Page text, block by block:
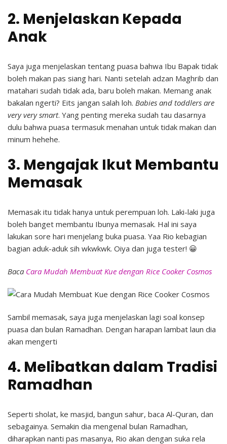
2. Menjelaskan Kepada
Anak
Saya juga menjelaskan tentang puasa bahwa Ibu Bapak tidak
boleh makan pas siang hari. Nanti setelah adzan Maghrib dan
matahari sudah tidak ada, baru boleh makan. Memang anak
bakalan ngerti? Eits jangan salah loh. Babies and toddlers are
very very smart. Yang penting mereka sudah tau dasarnya
dulu bahwa puasa termasuk menahan untuk tidak makan dan
minum hehehe.
3. Mengajak Ikut Membantu
Memasak
Memasak itu tidak hanya untuk perempuan loh. Laki-laki juga
boleh banget membantu Ibunya memasak. Hal ini saya
lakukan sore hari menjelang buka puasa. Yaa Rio kebagian
bagian aduk-aduk sih wkwkwk. Oiya dan juga tester! 😀
Baca Cara Mudah Membuat Kue dengan Rice Cooker Cosmos
Sambil memasak, saya juga menjelaskan lagi soal konsep
puasa dan bulan Ramadhan. Dengan harapan lambat laun dia
akan mengerti
4. Melibatkan dalam Tradisi
Ramadhan
Seperti sholat, ke masjid, bangun sahur, baca Al-Quran, dan
sebagainya. Semakin dia mengenal bulan Ramadhan,
diharapkan nanti pas masanya, Rio akan dengan suka rela